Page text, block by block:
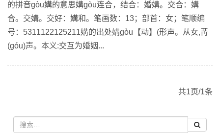
的拼音gòu媾的意思媾gòu连合，结合：婚媾。交合：媾
合。交媾。交好：媾和。笔画数：13；部首：女；笔顺编
号：5311122125211媾的出处媾gòu【动】(形声。从女,冓
(góu)声。本义:交互为婚姻...
共1页/1条